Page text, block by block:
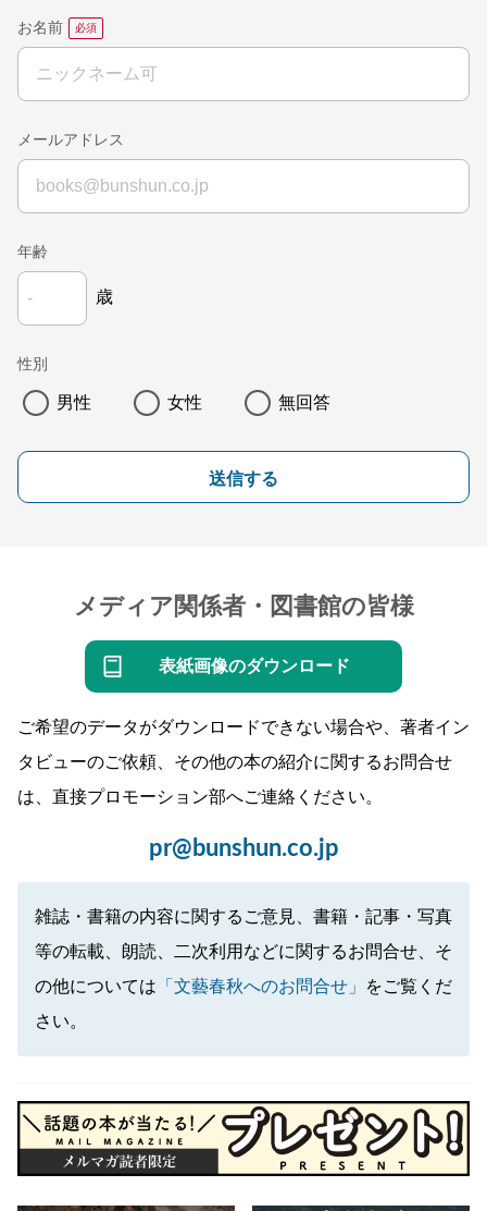
お名前
メールアドレス
年齢
歳
性別
男性 女性 無回答
送信する
メディア関係者・図書館の皆様
表紙画像のダウンロード
ご希望のデータがダウンロードできない場合や、著者イン
タビューのご依頼、その他の本の紹介に関するお問合せ
は、直接プロモーション部へご連絡ください。
pr@bunshun.co.jp
雑誌・書籍の内容に関するご意見、書籍・記事・写真
等の転載、朗読、二次利用などに関するお問合せ、そ
の他については 「文藝春秋へのお問合せ」
をご覧くだ
さい。